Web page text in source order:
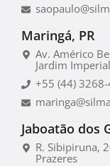
Maringá, PR
Av. Américo
Jardim Imperial
+55 (44) 3268-
Jaboatão dos
R. Sibipiruna,
Prazeres